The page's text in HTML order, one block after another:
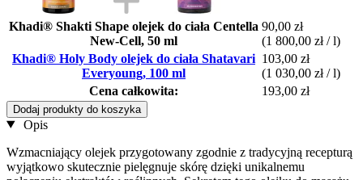
Khadi® Shakti Shape olejek do ciała Centella
New-Cell, 50 ml
90,00 zł
(1 800,00 zł / l)
Khadi® Holy Body olejek do ciała Shatavari
Everyoung, 100 ml
103,00 zł
(1 030,00 zł / l)
Cena całkowita:
193,00 zł
Dodaj produkty do koszyka
Opis
Wzmacniający olejek przygotowany zgodnie z tradycyjną recepturą
wyjątkowo skutecznie pielęgnuje skórę dzięki unikalnemu